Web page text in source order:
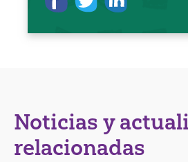
Noticias y
relacionadas